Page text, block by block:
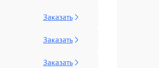
Заказать
Заказать
Заказать